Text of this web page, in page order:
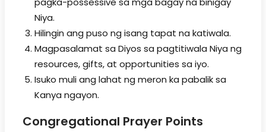
Niya.
Hilingin ang puso ng isang tapat na katiwala.
Magpasalamat sa Diyos sa pagtitiwala Niya ng
resources, gifts, at opportunities sa iyo.
Isuko muli ang lahat ng meron ka pabalik sa
Kanya ngayon.
Congregational Prayer Points